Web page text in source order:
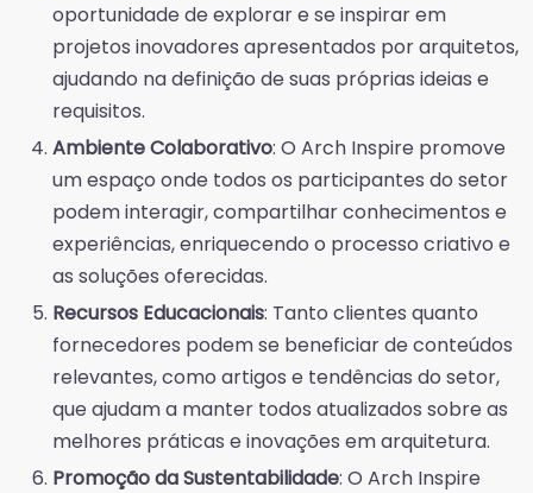
oportunidade de explorar e se inspirar em
projetos inovadores apresentados por arquitetos,
ajudando na definição de suas próprias ideias e
requisitos.
Ambiente Colaborativo: O Arch Inspire promove
um espaço onde todos os participantes do setor
podem interagir, compartilhar conhecimentos e
experiências, enriquecendo o processo criativo e
as soluções oferecidas.
Recursos Educacionais: Tanto clientes quanto
fornecedores podem se beneficiar de conteúdos
relevantes, como artigos e tendências do setor,
que ajudam a manter todos atualizados sobre as
melhores práticas e inovações em arquitetura.
Promoção da Sustentabilidade: O Arch Inspire